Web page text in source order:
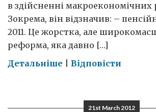
в здійсненні
Зокрема, він відзначив: –
2011. Це жорстка, але
реформа, яка давно […]
Детальніше on
успіх?
Відповісти
21st March 2012